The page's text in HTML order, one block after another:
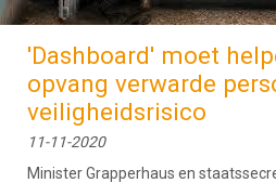
'Dashboard' moet
opvang verwarde
veiligheidsrisico
11-11-2020
Minister Grapperhaus en